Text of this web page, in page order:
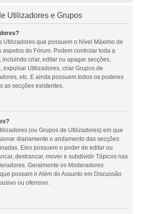
Utilizadores e Grupos
Utilizadores que possuem o Nível Máximo de
aspetos do Fórum. Podem controlar toda a
incluindo criar, editar ou apagar secções,
expulsar Utilizadores, criar Grupos de
etc. E ainda possuem todos os poderes
as secções existentes.
(ou Grupos de Utilizadores) em que
diariamente o andamento das secções
Eles possuem o poder de editar ou
destrancar, mover e subdividir Tópicos nas
Geralmente os Moderadores
possam ir Além do Assunto em Discussão
ou ofensivo.